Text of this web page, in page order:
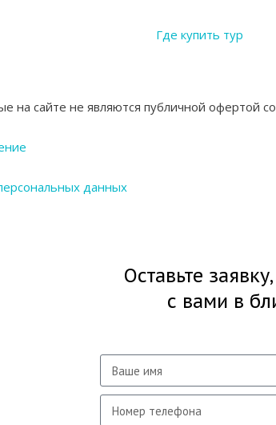
Где купить тур
на сайте не являются публичной
данных
Оставьте
с вами в